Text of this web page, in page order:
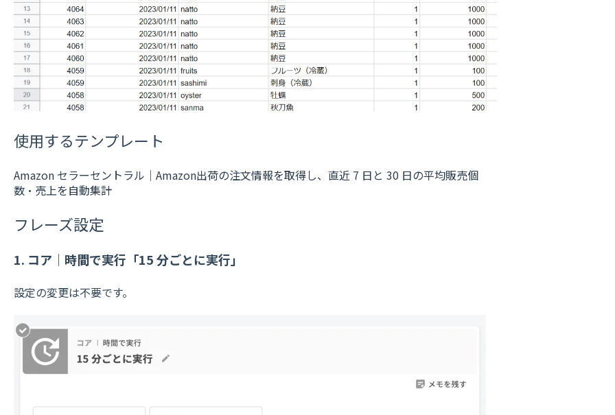
使用するテンプレート
Amazon セラーセントラル｜Amazon出荷の注文情報を取得し、直近 7 日と 30 日の平均販売個
数・売上を自動集計
フレーズ設定
1. コア｜時間で実行「15 分ごとに実行」
設定の変更は不要です。